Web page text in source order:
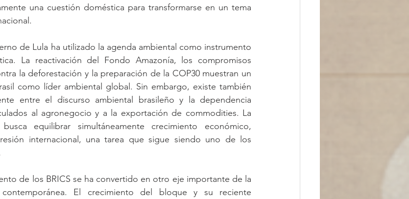
una cuestión doméstica para transformarse en un tema
de Lula ha utilizado la agenda ambiental como instrumento
La reactivación del Fondo Amazonía, los compromisos
la deforestación y la preparación de la COP30 muestran un
como líder ambiental global. Sin embargo, existe también
entre el discurso ambiental brasileño y la dependencia
al agronegocio y a la exportación de commodities. La
equilibrar simultáneamente crecimiento económico,
internacional, una tarea que sigue siendo uno de los
de los BRICS se ha convertido en otro eje importante de la
El crecimiento del bloque y su reciente